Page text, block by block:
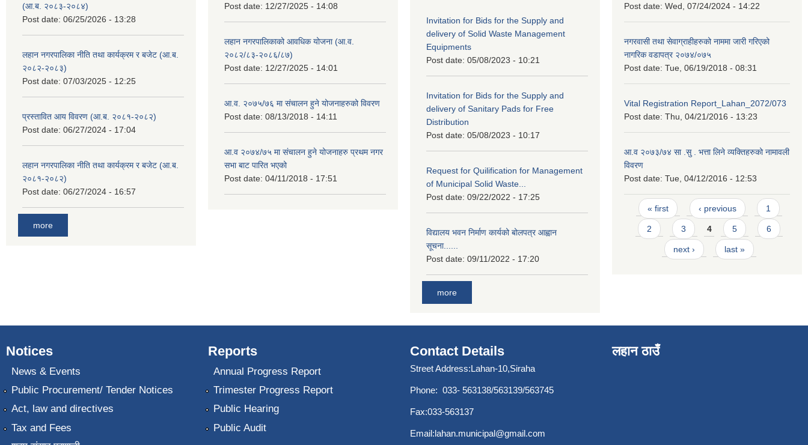
(आ.ब. २०८३-२०८४)
Post date: 06/25/2026 - 13:28
लहान नगरपालिका नीति तथा कार्यक्रम र बजेट (आ.ब.
२०८२-२०८३)
Post date: 07/03/2025 - 12:25
प्रस्तावित आय विवरण (आ.ब. २०८१-२०८२)
Post date: 06/27/2024 - 17:04
लहान नगरपालिका नीति तथा कार्यक्रम र बजेट (आ.ब.
२०८१-२०८२)
Post date: 06/27/2024 - 16:57
more
Post date: 12/27/2025 - 14:08
लहान नगरपालिकाको आवधिक योजना (आ.व.
२०८२/८३-२०८६/८७)
Post date: 12/27/2025 - 14:01
आ.व. २०७५/७६ मा संचालन हुने योजनाहरुको विवरण
Post date: 08/13/2018 - 14:11
आ.व २०७४/७५ मा संचालन हुने योजनाहरु प्रथम नगर
सभा बाट पारित भएको
Post date: 04/11/2018 - 17:51
Invitation for Bids for the Supply and
delivery of Solid Waste Management
Equipments
Post date: 05/08/2023 - 10:21
Invitation for Bids for the Supply and
delivery of Sanitary Pads for Free
Distribution
Post date: 05/08/2023 - 10:17
Request for Quilification for Management
of Municipal Solid Waste...
Post date: 09/22/2022 - 17:25
विद्यालय भवन निर्माण कार्यको बोलपत्र आह्वान
सूचना......
Post date: 09/11/2022 - 17:20
more
Post date: Wed, 07/24/2024 - 14:22
नगरवासी तथा सेवाग्राहीहरुको नाममा जारी गरिएको
नागरिक वडापत्र २०७४/०७५
Post date: Tue, 06/19/2018 - 08:31
Vital Registration Report_Lahan_2072/073
Post date: Thu, 04/21/2016 - 13:23
आ.व २०७३/७४ सा .सु . भत्ता लिने व्यक्तिहरुको नामावली
विवरण
Post date: Tue, 04/12/2016 - 12:53
Pages
« first ‹ previous 1
2 3 4 5 6
next › last »
Notices
News & Events
Public Procurement/ Tender Notices
Act, law and directives
Tax and Fees
Reports
Annual Progress Report
Trimester Progress Report
Public Hearing
Public Audit
Contact Details
Street Address:Lahan-10,Siraha
Phone: 033- 563138/563139/563745
Fax:033-563137
Email:lahan.municipal@gmail.com
लहान ठाउँ